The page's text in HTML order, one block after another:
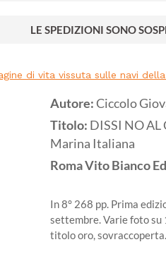
LE SPEDIZIONI SONO
di vita vissuta sulle navi
Autore:Ciccolo
Titolo: DISSI NO
Marina Italiana
RomaVito Bianco
In 8° 268 pp. Prima
settembre. Varie foto
titolo oro,